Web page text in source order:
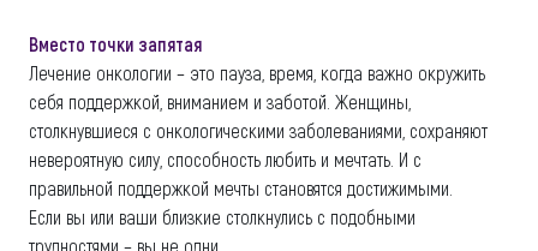
Вместо точки запятая
Лечение онкологии – это пауза, время, когда важно окружить
себя поддержкой, вниманием и заботой. Женщины,
столкнувшиеся с онкологическими заболеваниями, сохраняют
невероятную силу, способность любить и мечтать. И с
правильной поддержкой мечты становятся достижимыми.
Если вы или ваши близкие столкнулись с подобными
трудностями – вы не одни.